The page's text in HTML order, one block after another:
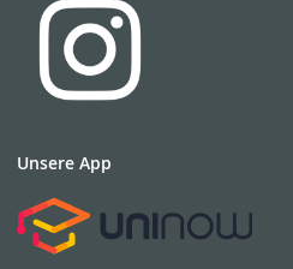
Unsere App